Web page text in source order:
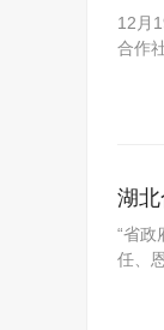
12月
合作
湖
“省政
任、